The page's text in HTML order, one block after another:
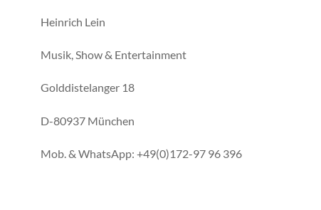
Heinrich Lein
Musik, Show & Entertainment
Golddistelanger 18
D-80937 München
Mob. & WhatsApp: +49(0)172-97 96 396